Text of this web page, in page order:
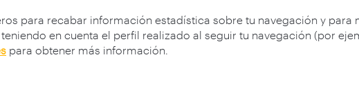
para recabar información estadística sobre tu navegación y
en cuenta el perfil realizado al seguir tu navegación (por
para obtener más información.